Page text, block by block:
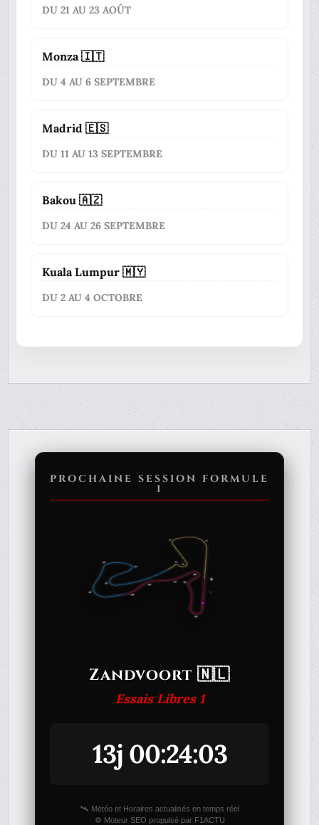
DU 21 AU 23 AOÛT
Monza 🇮🇹
DU 4 AU 6 SEPTEMBRE
Madrid 🇪🇸
DU 11 AU 13 SEPTEMBRE
Bakou 🇦🇿
DU 24 AU 26 SEPTEMBRE
Kuala Lumpur 🇲🇾
DU 2 AU 4 OCTOBRE
PROCHAINE SESSION FORMULE
1
Zandvoort 🇳🇱
Essais Libres 1
13j 00:24:03
🛰️ Météo et Horaires actualisés en temps réel
⚙️ Moteur SEO propulsé par F1ACTU